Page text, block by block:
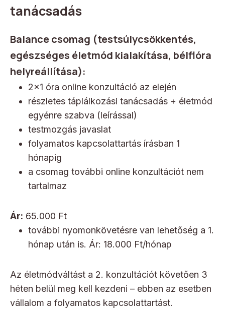
tanácsadás
Balance csomag (testsúlycsökkentés,
egészséges életmód kialakítása, bélflóra
helyreállítása):
2×1 óra online konzultáció az elején
részletes táplálkozási tanácsadás + életmód
egyénre szabva (leírással)
testmozgás javaslat
folyamatos kapcsolattartás írásban 1
hónapig
a csomag további online konzultációt nem
tartalmaz
Ár: 65.000 Ft
további nyomonkövetésre van lehetőség a 1.
hónap után is. Ár: 18.000 Ft/hónap
Az életmódváltást a 2. konzultációt követően 3
héten belül meg kell kezdeni – ebben az esetben
vállalom a folyamatos kapcsolattartást.